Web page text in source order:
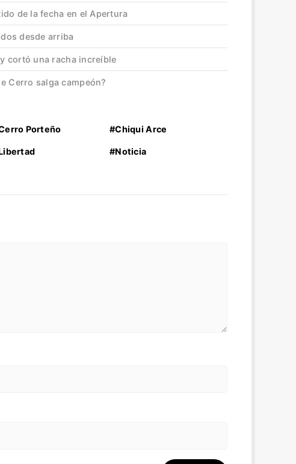
de la fecha en el Apertura
desde arriba
cortó una racha increíble
Cerro salga campeón?
Porteño #Chiqui Arce
#Noticia